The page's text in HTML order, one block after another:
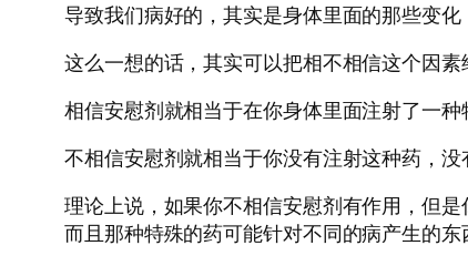
导致我们病好的，其实是身体里面的那些变化
这么一想的话，其实可以把相不相信这个因素
相信安慰剂就相当于在你身体里面注射了一种
不相信安慰剂就相当于你没有注射这种药，没
理论上说，如果你不相信安慰剂有作用，但
而且那种特殊的药可能针对不同的病产生的东